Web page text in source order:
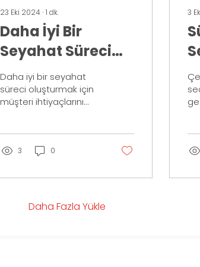
23 Eki 2024 ∙ 1 dk.
Daha İyi Bir
Seyahat Süreci
Oluşturmanın
Yolları
Daha iyi bir seyahat
süreci oluşturmak için
müşteri ihtiyaçlarını
3 0
3
Daha Fazla Yükle